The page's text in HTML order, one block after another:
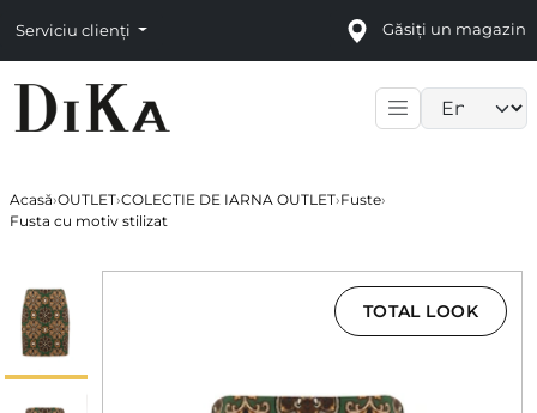
Serviciu clienți Găsiți un magazin
Acasă›OUTLET›COLECTIE DE IARNA OUTLET›Fuste›
Fusta cu motiv stilizat
TOTAL LOOK